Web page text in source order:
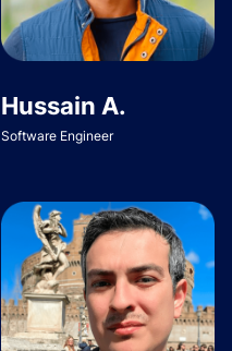
Hussain A.
Software Engineer